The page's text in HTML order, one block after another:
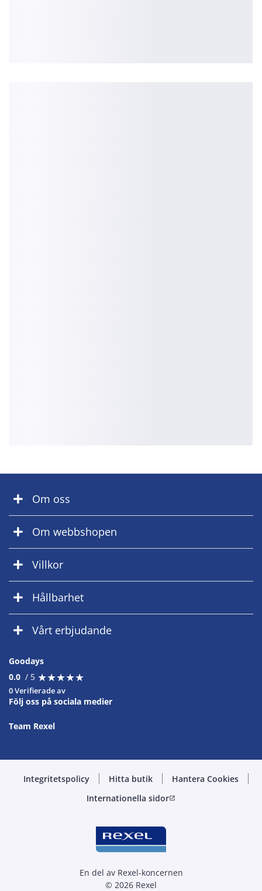
Om oss
Om webbshopen
Villkor
Hållbarhet
Vårt erbjudande
Goodays
0.0 / 5 ★★★★★
★★★★★
0 Verifierade av
Följ oss på sociala medier
Team Rexel
Integritetspolicy Hitta butik
Hantera Cookies
Internationella sidoropen_in_new
En del av Rexel-koncernen
© 2026 Rexel